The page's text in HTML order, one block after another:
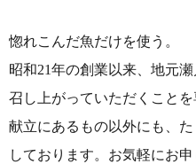
惚れこんだ魚だけを使う。
昭和21年の創業以来、地元
召し上がっていただくこと
献立にあるもの以外にも、
しております。 お気軽にお